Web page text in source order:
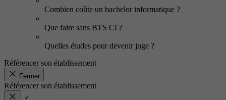
Combien coûte un bachelor informatique ?
Que faire sans BTS CI ?
Quelles études pour devenir juge ?
Référencer son établissement
Fermer
Référencer son établissement